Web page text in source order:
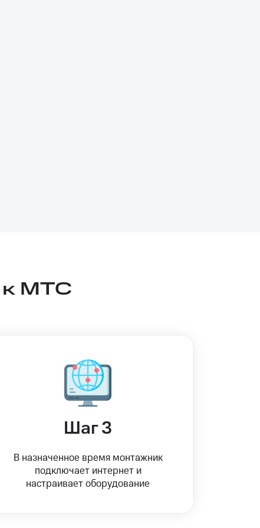
к МТС
Шаг 3
В назначенное время монтажник
подключает интернет и
настраивает оборудование